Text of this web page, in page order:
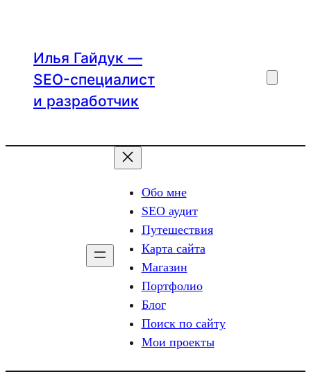
содержимому
Илья Гайдук —
SEO-специалист
и разработчик
Обо мне
SEO аудит
Путешествия
Карта сайта
Магазин
Портфолио
Блог
Поиск по сайту
Мои проекты